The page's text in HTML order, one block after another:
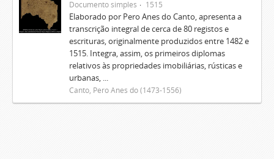
Documento simples
1515
Elaborado por Pero Anes do Canto, apresenta a
transcrição integral de cerca de 80 registos e
escrituras, originalmente produzidos entre 1482 e
1515. Integra, assim, os primeiros diplomas
relativos às propriedades imobiliárias, rústicas e
urbanas, ...
Canto, Pero Anes do (1473-1556)